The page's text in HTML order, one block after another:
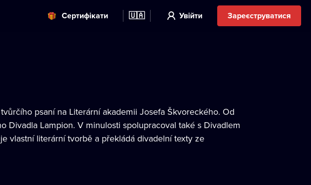
Cертифікати 🇺🇦 Увійти Зареєструватися
psaní na Literární akademii Josefa Škvoreckého. Od
Divadla Lampion. V minulosti spolupracoval také s Divadlem
vlastní literární tvorbě a překládá divadelní texty ze